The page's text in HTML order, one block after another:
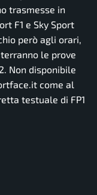
trasmesse in
F1 e Sky Sport
però agli orari,
le prove
Non disponibile
come al
testuale di FP1